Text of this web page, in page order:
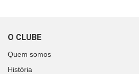
O CLUBE
Quem somos
História